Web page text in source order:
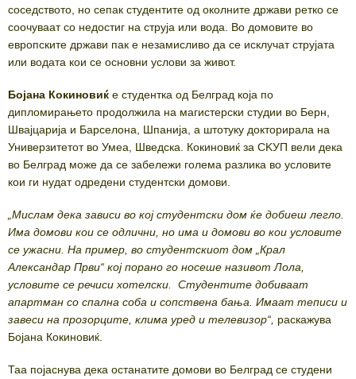
соседството, но сепак студентите од околните држави ретко се
соочуваат со недостиг на струја или вода. Во домовите во
европските држави пак е незамисливо да се исклучат струјата
или водата кои се основни услови за живот.
Бојана Кокиновиќ е студентка од Белград која по
дипломирањето продолжила на магистерски студии во Берн,
Швајцарија и Барселона, Шпанија, а штотуку докторирала на
Универзитетот во Умеа, Шведска. Кокиновиќ за СKУП вели дека
во Белград може да се забележи голема разлика во условите
кои ги нудат одредени студентски домови.
„Мислам дека зависи во кој студентски дом ќе добиеш легло.
Има домови кои се одлични, но има и домови во кои условите
се ужасни. На пример, во студентскиот дом „Крал
Александар Први“ кој порано го носеше називот Лола,
условите се речиси хотелски. Студентите добиваат
апартман со спална соба и сопствена бања. Имаат теписи и
завеси на прозорците, клима уред и телевизор“, раскажува
Бојана Кокиновиќ.
Таа појаснува дека останатите домови во Белград се студени